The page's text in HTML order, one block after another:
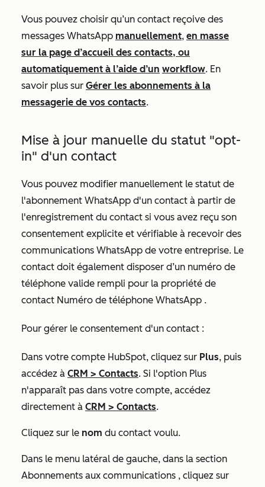
Vous pouvez choisir qu’un contact reçoive des
messages WhatsApp manuellement, en masse
sur la page d’accueil des contacts, ou
automatiquement à l’aide d’un workflow. En
savoir plus sur Gérer les abonnements à la
messagerie de vos contacts.
Mise à jour manuelle du statut "opt-
in" d'un contact
Vous pouvez modifier manuellement le statut de
l'abonnement WhatsApp d'un contact à partir de
l'enregistrement du contact si vous avez reçu son
consentement explicite et vérifiable à recevoir des
communications WhatsApp de votre entreprise. Le
contact doit également disposer d’un numéro de
téléphone valide rempli pour la propriété de
contact Numéro de téléphone WhatsApp .
Pour gérer le consentement d'un contact :
Dans votre compte HubSpot, cliquez sur Plus, puis
accédez à CRM > Contacts. Si l'option Plus
n'apparaît pas dans votre compte, accédez
directement à CRM > Contacts.
Cliquez sur le nom du contact voulu.
Dans le menu latéral de gauche, dans la section
Abonnements aux communications , cliquez sur